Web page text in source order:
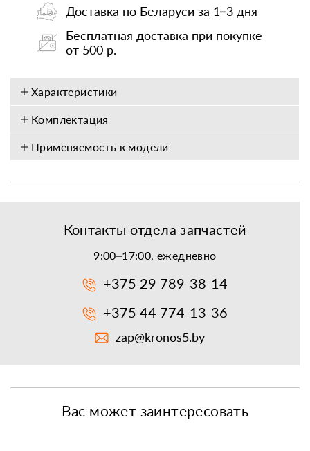
Доставка по Беларуси за 1–3 дня
Бесплатная доставка при покупке
от 500 р.
Характеристики
Комплектация
Применяемость к модели
Контакты отдела запчастей
9:00–17:00, ежедневно
+375 29 789-38-14
+375 44 774-13-36
zap@kronos5.by
Вас может заинтересовать